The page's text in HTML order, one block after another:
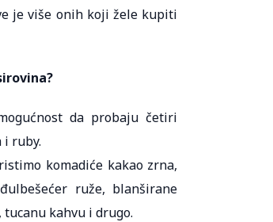
je više onih koji žele kupiti
da probaju četiri
i ruby.
komadiće kakao zrna,
ruže, blanširane
kahvu i drugo.